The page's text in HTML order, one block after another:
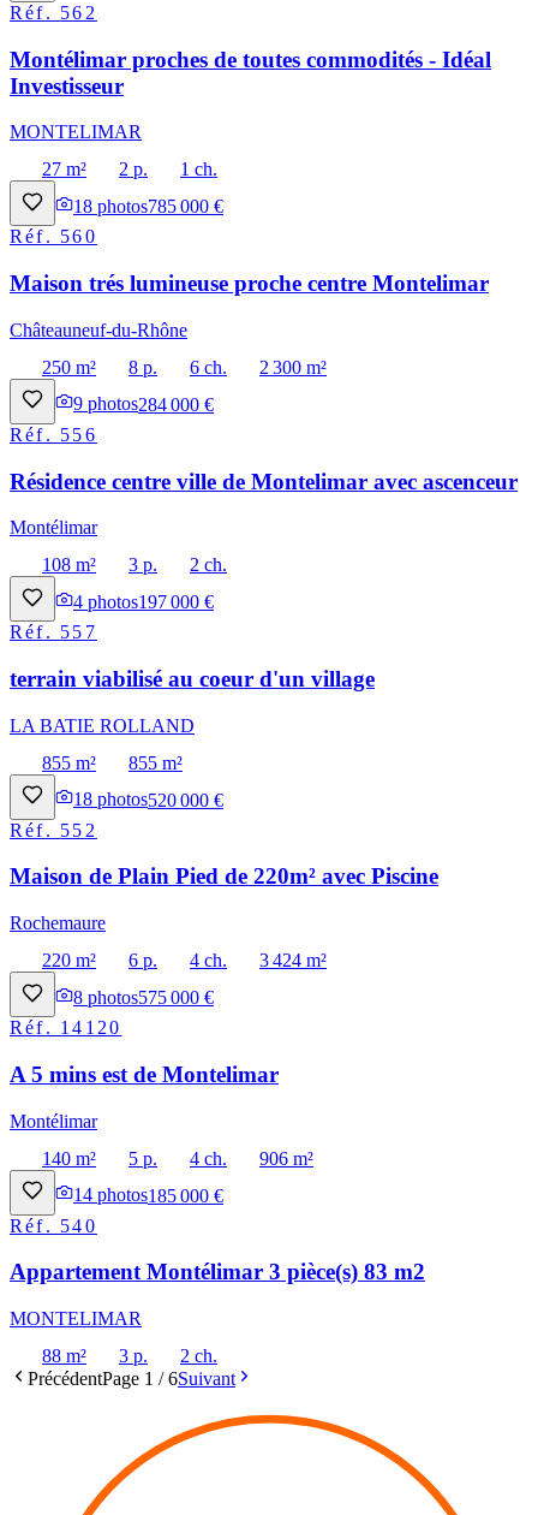
Réf. 562
Montélimar proches de toutes commodités - Idéal
Investisseur
MONTELIMAR
27 m²
2 p.
1 ch.
18 photos785 000 €
Réf. 560
Maison trés lumineuse proche centre Montelimar
Châteauneuf-du-Rhône
250 m²
8 p. 6 ch.
2 300 m²
9 photos284 000 €
Réf. 556
Résidence centre ville de Montelimar avec ascenceur
Montélimar
108 m²
3 p.
2 ch.
4 photos197 000 €
Réf. 557
terrain viabilisé au coeur d'un village
LA BATIE ROLLAND
855 m²
855 m²
18 photos520 000 €
Réf. 552
Maison de Plain Pied de 220m² avec Piscine
Rochemaure
220 m²
6 p. 4 ch.
3 424 m²
8 photos575 000 €
Réf. 14120
A 5 mins est de Montelimar
Montélimar
140 m²
5 p. 4 ch.
906 m²
14 photos185 000 €
Réf. 540
Appartement Montélimar 3 pièce(s) 83 m2
MONTELIMAR
88 m²
3 p.
2 ch.
PrécédentPage 1 /6Suivant